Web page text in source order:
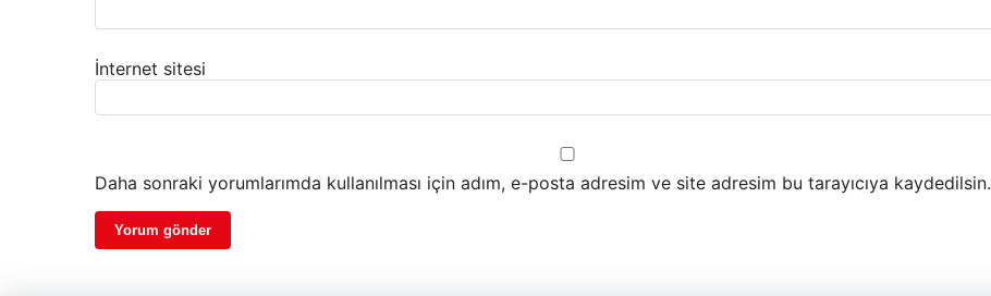
İnternet sitesi
Daha sonraki yorumlarımda kullanılması için adım, e-posta adresim ve site adresim bu tarayıcıya kaydedilsin.